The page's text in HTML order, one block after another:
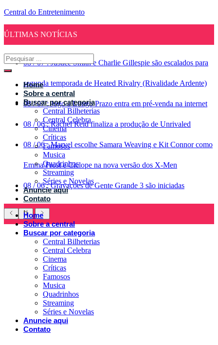
Central do Entretenimento
ÚLTIMAS NOTÍCIAS
08 / 07 : Justice Smith e Charlie Gillespie são escalados para
segunda temporada de Heated Rivalry (Rivalidade Ardente)
08 / 07 : Jogo a Longo Prazo entra em pré-venda na internet
08 / 06 : Rachel Reid finaliza a produção de Unrivaled
08 / 06 : Marvel escolhe Samara Weaving e Kit Connor como
Emma Frost e Ciclope na nova versão dos X-Men
08 / 06 : Gravações de Gente Grande 3 são iniciadas
Home
Sobre a central
Buscar por categoria
Central Bilheterias
Central Celebra
Cinema
Críticas
Famosos
Musica
Quadrinhos
Streaming
Séries e Novelas
Anuncie aqui
Contato
Home
Sobre a central
Buscar por categoria
Central Bilheterias
Central Celebra
Cinema
Críticas
Famosos
Musica
Quadrinhos
Streaming
Séries e Novelas
Anuncie aqui
Contato